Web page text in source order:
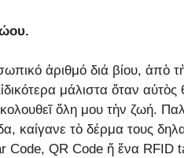
ἀριθμό διά βίου, ἀπὸ
μάλιστα ὅταν
ὅλη μου τὴν ζωή.
καίγανε τὸ δέρμα τους
Code, QR Code ἤ ἕνα